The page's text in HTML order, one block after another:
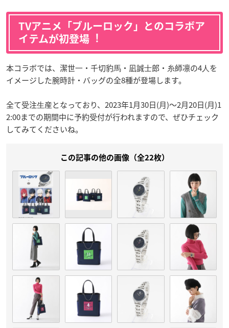
TVアニメ「ブルーロック」とのコラボア
イテムが初登場︕
本コラボでは、潔世⼀・千切豹⾺・凪誠⼠郎・⽷師凛の4⼈を
イメージした腕時計・バッグの全8種が登場します。
全て受注⽣産となっており、2023年1月30日(月)〜2月20日(月)1
2:00までの期間中に予約受付が行われますので、ぜひチェック
してみてくださいね。
この記事の他の画像（全22枚）